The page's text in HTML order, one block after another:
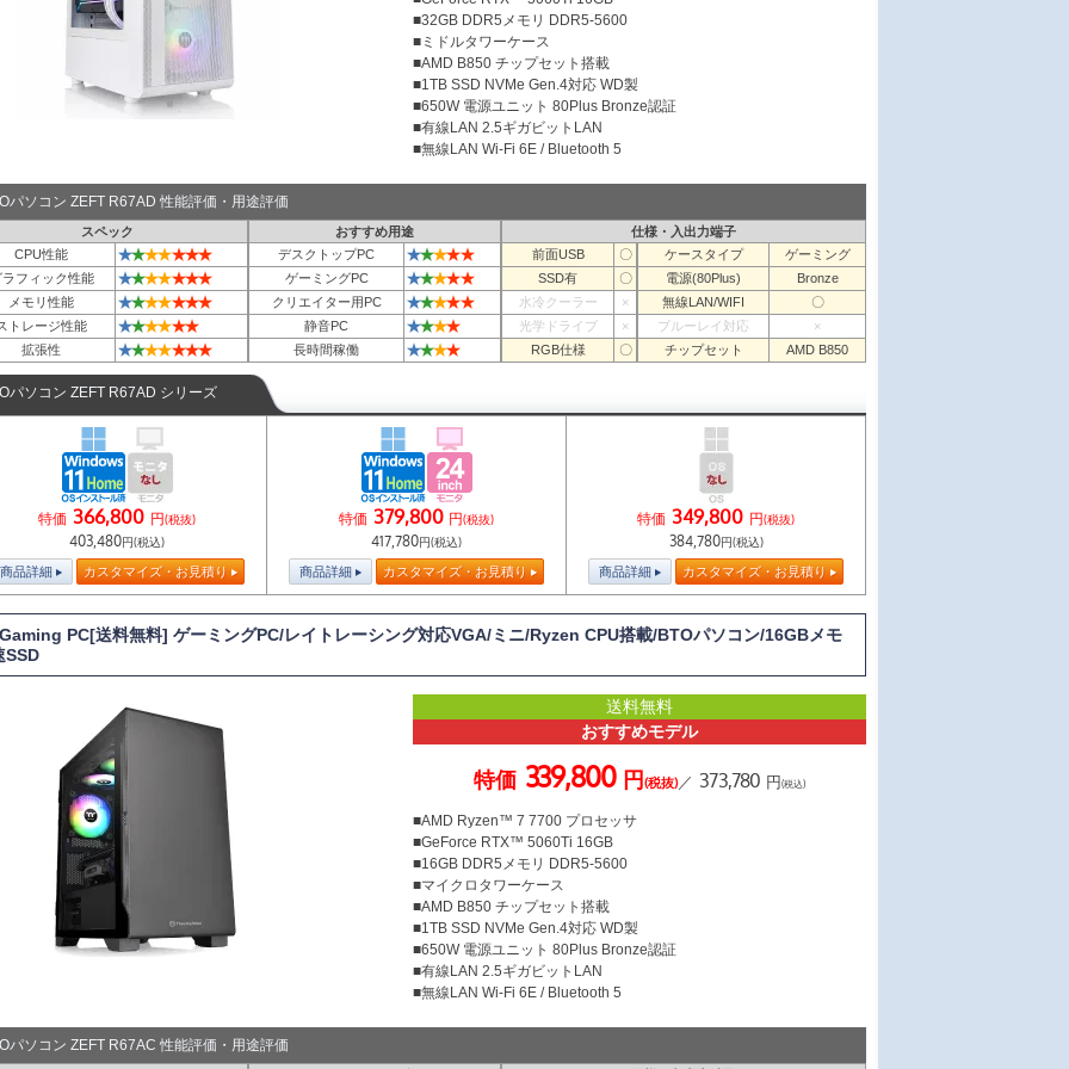
■32GB DDR5メモリ DDR5-5600
■ミドルタワーケース
■AMD B850 チップセット搭載
■1TB SSD NVMe Gen.4対応 WD製
■650W 電源ユニット 80Plus Bronze認証
■有線LAN 2.5ギガビットLAN
■無線LAN Wi-Fi 6E / Bluetooth 5
パソコン ZEFT R67AD 性能評価・用途評価
スペック おすすめ用途
仕様・入出力端子
CPU性能
★★★★★★★ デスクトップPC ★★★★★ 前面USB 〇 ケースタイプ
ゲーミング
フィック性能
★★★★★★★ ゲーミングPC ★★★★★ SSD有 〇 電源(80Plus)
Bronze
メモリ性能
★★★★★★★ クリエイター用PC ★★★★★ 水冷クーラー × 無線LAN/WIFI
〇
トレージ性能
★★★★★★ 静音PC ★★★★ 光学ドライブ × ブルーレイ対応
×
拡張性
★★★★★★★ 長時間稼働 ★★★★ RGB仕様 〇 チップセット AMD B850
パソコン ZEFT R67AD シリーズ
特価 366,800 円(税抜)
403,480円(税込)
商品詳細 カスタマイズ・お見積り
特価 379,800 円(税抜)
417,780円(税込)
商品詳細 カスタマイズ・お見積り
特価 349,800 円(税抜)
384,780円(税込)
商品詳細 カスタマイズ・お見積り
PC[送料無料] ゲーミングPC/レイトレーシング対応VGA/ミニ/Ryzen CPU搭載/BTOパソコン/16GBメモ
SSD
送料無料
おすすめモデル
特価 339,800 円(税抜)／ 373,780 円(税込)
■AMD Ryzen™ 7 7700 プロセッサ
■GeForce RTX™ 5060Ti 16GB
■16GB DDR5メモリ DDR5-5600
■マイクロタワーケース
■AMD B850 チップセット搭載
■1TB SSD NVMe Gen.4対応 WD製
■650W 電源ユニット 80Plus Bronze認証
■有線LAN 2.5ギガビットLAN
■無線LAN Wi-Fi 6E / Bluetooth 5
パソコン ZEFT R67AC 性能評価・用途評価